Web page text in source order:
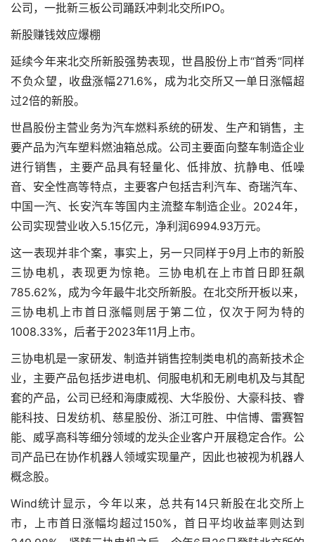
公司，一批新三板公司踊跃冲刺北交所IPO。
新股赚钱效应爆棚
延续今年来北交所新股强势表现，世昌股份上市“首秀”同样
不负众望，收盘涨幅271.6%，成为北交所又一单日涨幅超
过2倍的新股。
世昌股份主营业务为汽车燃料系统的研发、生产和销售，主
要产品为汽车塑料燃油箱总成。公司主要面向整车制造企业
进行销售，主要产品具有轻量化、低排放、抗静电、低噪
音、安全性高等特点，主要客户包括吉利汽车、奇瑞汽车、
中国一汽、长安汽车等国内主流整车制造企业。2024年，
公司实现营业收入5.15亿元，净利润6994.93万元。
这一表现并非个案，事实上，另一只同样于9月上市的新股
三协电机，表现更为惊艳。三协电机在上市首日即狂飙
785.62%，成为今年最牛北交所新股。在北交所开板以来，
三协电机上市首日涨幅则居于第二位，仅次于阿为特的
1008.33%，后者于2023年11月上市。
三协电机是一家研发、制造并销售控制类电机的高新技术企
业，主要产品包括步进电机、伺服电机和无刷电机及与其配
套的产品，公司已经和海康威视、大华股份、大豪科技、睿
能科技、日发纺机、慈星股份、浙江可胜、中信博、雷赛智
能、威孚高科等细分领域的龙头企业客户开展稳定合作。公
司产品已在协作机器人领域实现量产，因此也被视为机器人
概念股。
Wind统计显示，今年以来，总共有14只新股在北交所上
市，上市首日涨幅均超过150%，首日平均收益率则达到